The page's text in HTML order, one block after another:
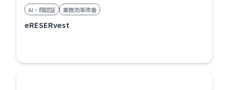
AI・顔認証 業務効率改善
eRESERvest